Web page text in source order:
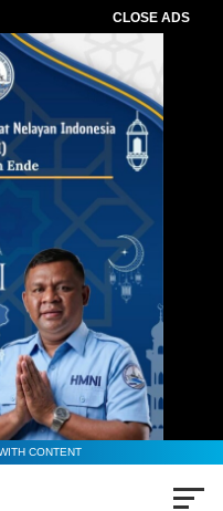
CLOSE ADS
CONTENT